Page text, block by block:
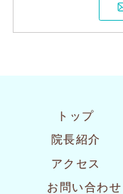
トップ
院長紹介
アクセス
お問い合わせ